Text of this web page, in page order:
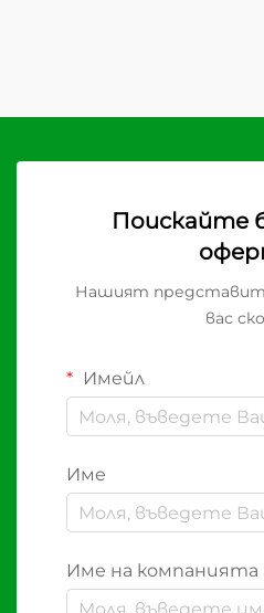
Поискайте
Нашият
вас
Имейл
Име
Име на компанията